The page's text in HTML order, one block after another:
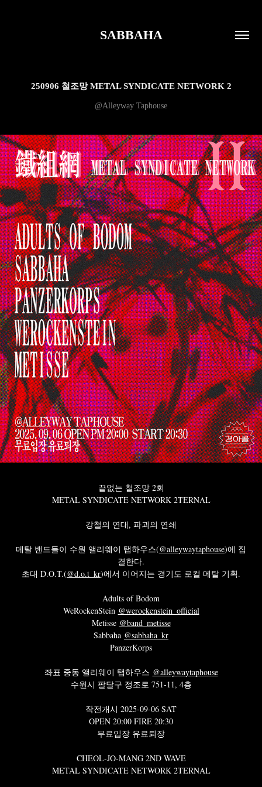
SABBAHA
250906 철조망 METAL SYNDICATE NETWORK 2
@Alleyway Taphouse
끝없는 철조망 2회
METAL SYNDICATE NETWORK 2TERNAL
강철의 연대, 파괴의 연쇄
메탈 밴드들이 수원 앨리웨이 탭하우스(@alleywaytaphouse)에 집
결한다.
초대 D.O.T.(@d.o.t_kr)에서 이어지는 경기도 로컬 메탈 기획.
Adults of Bodom
WeRockenStein @werockenstein_official
Metisse @band_metisse
Sabbaha @sabbaha_kr
PanzerKorps
좌표 중동 앨리웨이 탭하우스 @alleywaytaphouse
수원시 팔달구 정조로 751-11, 4층
작전개시 2025-09-06 SAT
OPEN 20:00 FIRE 20:30
무료입장 유료퇴장
CHEOL-JO-MANG 2ND WAVE
METAL SYNDICATE NETWORK 2TERNAL